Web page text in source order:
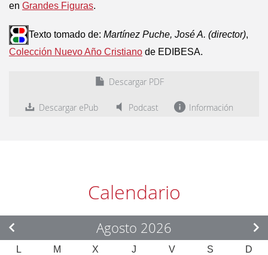
en Grandes Figuras.
Texto tomado de: Martínez Puche, José A. (director),
Colección Nuevo Año Cristiano de EDIBESA.
Descargar PDF
Descargar ePub Podcast Información
Calendario
Agosto 2026
L M X J V S D